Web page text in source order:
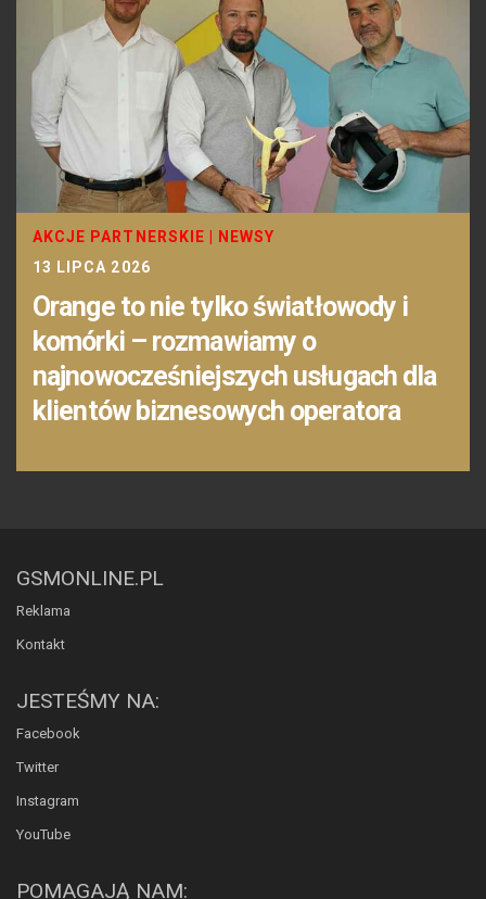
AKCJE PARTNERSKIE
NEWSY
13 LIPCA 2026
Orange to nie tylko światłowody i
komórki – rozmawiamy o
najnowocześniejszych usługach dla
klientów biznesowych operatora
GSMONLINE.PL
Reklama
Kontakt
JESTEŚMY NA:
Facebook
Twitter
Instagram
YouTube
POMAGAJĄ NAM: